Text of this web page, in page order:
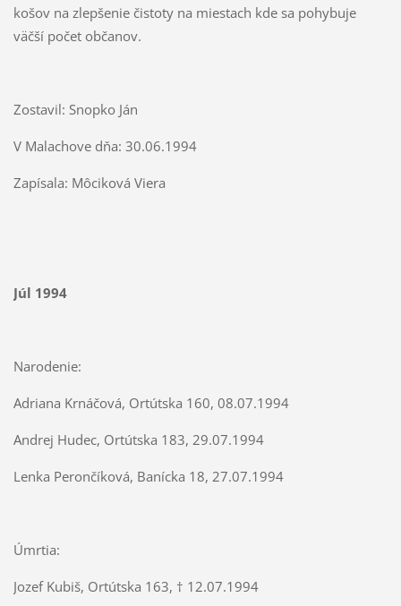
košov na zlepšenie čistoty na miestach kde sa pohybuje
väčší počet občanov.
Zostavil: Snopko Ján
V Malachove dňa: 30.06.1994
Zapísala: Môciková Viera
Júl 1994
Narodenie:
Adriana Krnáčová, Ortútska 160, 08.07.1994
Andrej Hudec, Ortútska 183, 29.07.1994
Lenka Perončíková, Banícka 18, 27.07.1994
Úmrtia:
Jozef Kubiš, Ortútska 163, † 12.07.1994